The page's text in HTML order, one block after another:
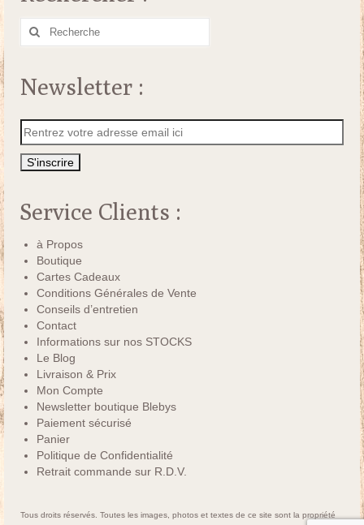
Rechercher
Newsletter :
Service Clients :
à Propos
Boutique
Cartes Cadeaux
Conditions Générales de Vente
Conseils d’entretien
Contact
Informations sur nos STOCKS
Le Blog
Livraison & Prix
Mon Compte
Newsletter boutique Blebys
Paiement sécurisé
Panier
Politique de Confidentialité
Retrait commande sur R.D.V.
Tous droits réservés. Toutes les images, photos et textes de ce site sont la propriété